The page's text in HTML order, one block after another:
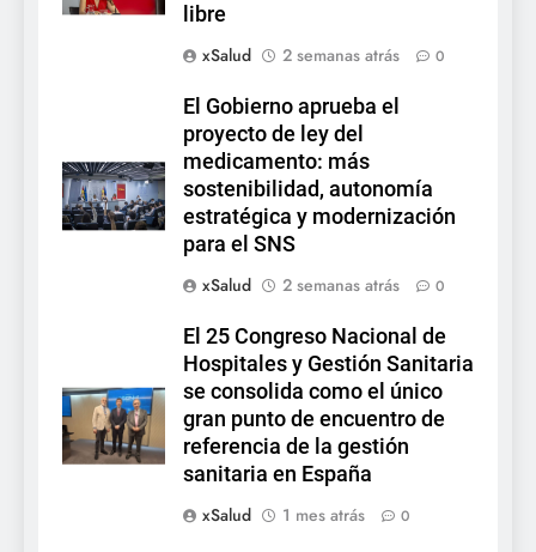
libre
xSalud
2 semanas atrás 0
El Gobierno aprueba el
proyecto de ley del
medicamento: más
sostenibilidad, autonomía
estratégica y modernización
para el SNS
xSalud
2 semanas atrás 0
El 25 Congreso Nacional de
Hospitales y Gestión Sanitaria
se consolida como el único
gran punto de encuentro de
referencia de la gestión
sanitaria en España
xSalud
1 mes atrás 0